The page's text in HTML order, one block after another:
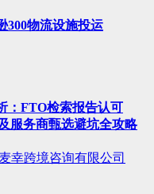
300物流设施投运
：FTO检索报告认可
服务商甄选避坑全攻略
幸跨境咨询有限公司